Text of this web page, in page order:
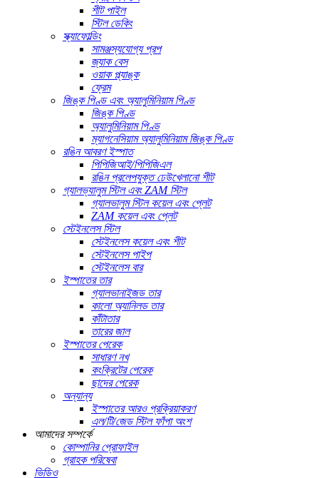
শীট পাইল
স্টিল ডেকিং
স্ক্যাফোল্ডিং
সামঞ্জস্যযোগ্য প্রপ
জ্যাক বেস
ওয়াক প্ল্যাঙ্ক
ফ্রেম
জিঙ্ক পিণ্ড এবং অ্যালুমিনিয়াম পিণ্ড
জিঙ্ক পিণ্ড
অ্যালুমিনিয়াম পিণ্ড
ম্যাগনেসিয়াম অ্যালুমিনিয়াম জিঙ্ক পিণ্ড
রঙিন আবরণ ইস্পাত
পিপিজিআই/পিপিজিএল
রঙিন প্রলেপযুক্ত ঢেউখেলানো শীট
গ্যালভ্যালুম স্টিল এবং ZAM স্টিল
গ্যালভালুম স্টিল কয়েল এবং প্লেট
ZAM কয়েল এবং প্লেট
স্টেইনলেস স্টিল
স্টেইনলেস কয়েল এবং শীট
স্টেইনলেস পাইপ
স্টেইনলেস বার
ইস্পাতের তার
গ্যালভানাইজড তার
কালো অ্যানিলড তার
কাঁটাতার
তারের জাল
ইস্পাতের পেরেক
সাধারণ নখ
কংক্রিটের পেরেক
ছাদের পেরেক
অন্যান্য
ইস্পাতের আরও প্রক্রিয়াকরণ
এল/টি/জেড স্টিল ফাঁপা অংশ
আমাদের সম্পর্কে
কোম্পানির প্রোফাইল
গ্রাহক পরিষেবা
ভিডিও